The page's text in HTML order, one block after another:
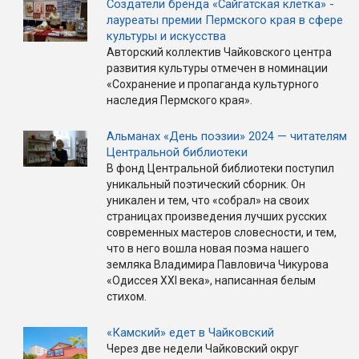
Создатели бренда «Сайгатская клетка» -
лауреаты премии Пермского края в сфере
культуры и искусства
Авторский коллектив Чайковского центра
развития культуры отмечен в номинации
«Сохранение и пропаганда культурного
наследия Пермского края».
Альманах «День поэзии» 2024 — читателям
Центральной библиотеки
В фонд Центральной библиотеки поступил
уникальный поэтический сборник. Он
уникален и тем, что «собрал» на своих
страницах произведения лучших русских
современных мастеров словесности, и тем,
что в него вошла новая поэма нашего
земляка Владимира Павловича Чикурова
«Одиссея XXI века», написанная белым
стихом.
«Камский» едет в Чайковский
Через две недели Чайковский округ